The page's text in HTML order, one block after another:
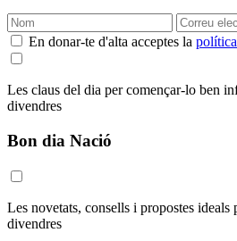
En donar-te d'alta acceptes la
Les claus del dia per començar-lo ben
divendres
Bon dia Nació
Les novetats, consells i propostes ideals
divendres